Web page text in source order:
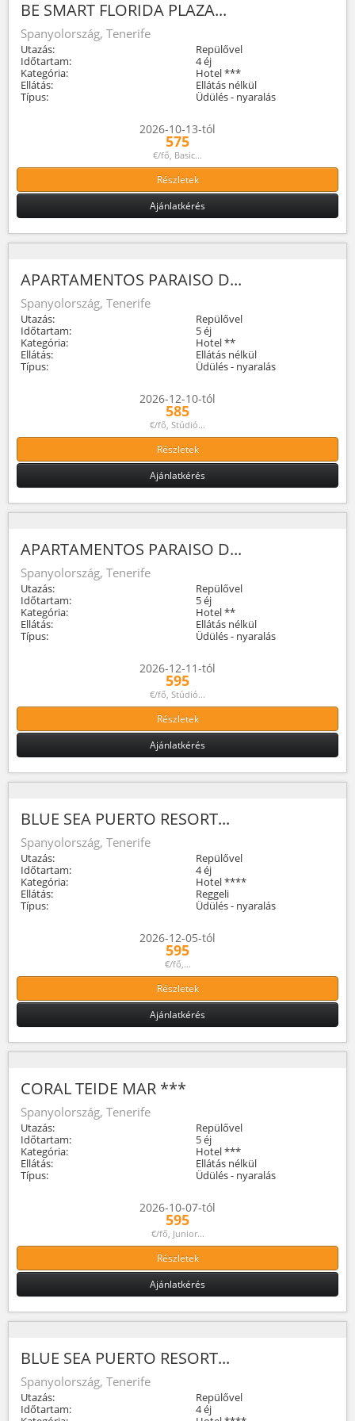
BE SMART FLORIDA PLAZA...
Spanyolország, Tenerife
Utazás:
Repülővel
Időtartam:
4 éj
Kategória:
Hotel ***
Ellátás:
Ellátás nélkül
Típus:
Üdülés - nyaralás
2026-10-13-tól
575
€/fő, Basic...
Részletek
Ajánlatkérés
APARTAMENTOS PARAISO D...
Spanyolország, Tenerife
Utazás:
Repülővel
Időtartam:
5 éj
Kategória:
Hotel **
Ellátás:
Ellátás nélkül
Típus:
Üdülés - nyaralás
2026-12-10-tól
585
€/fő, Stúdió...
Részletek
Ajánlatkérés
APARTAMENTOS PARAISO D...
Spanyolország, Tenerife
Utazás:
Repülővel
Időtartam:
5 éj
Kategória:
Hotel **
Ellátás:
Ellátás nélkül
Típus:
Üdülés - nyaralás
2026-12-11-tól
595
€/fő, Stúdió...
Részletek
Ajánlatkérés
BLUE SEA PUERTO RESORT...
Spanyolország, Tenerife
Utazás:
Repülővel
Időtartam:
4 éj
Kategória:
Hotel ****
Ellátás:
Reggeli
Típus:
Üdülés - nyaralás
2026-12-05-tól
595
€/fő,...
Részletek
Ajánlatkérés
CORAL TEIDE MAR ***
Spanyolország, Tenerife
Utazás:
Repülővel
Időtartam:
5 éj
Kategória:
Hotel ***
Ellátás:
Ellátás nélkül
Típus:
Üdülés - nyaralás
2026-10-07-tól
595
€/fő, Junior...
Részletek
Ajánlatkérés
BLUE SEA PUERTO RESORT...
Spanyolország, Tenerife
Utazás:
Repülővel
Időtartam:
4 éj